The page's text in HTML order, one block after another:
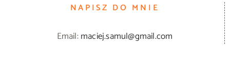
NAPISZ DO MNIE
Email:maciej.samul@gmail.com